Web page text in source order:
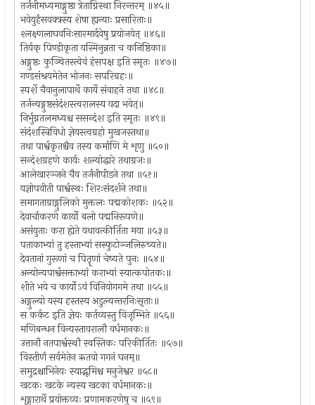
तर्जनीमध्यमाङ्गुष्ठा त्रेताग्निस्था निरन्तरम् ॥४५॥
भवेयुर्हंसवक्त्रस्य शेषा ह्यन्याः प्रसारिताः॥
श्लक्ष्णलाघवनिःसारमार्दवेषु प्रयोजयेत् ॥४६॥
तिर्यक् पिण्डीकृता यस्मिनुन्नता च कनिष्ठिका॥
अङ्गुष्ठः कुञ्चितस्त्वेवं हंसपक्ष इति स्मृतः ॥४७॥
गण्डसंश्रयमेतेन भोजनः सपरिग्रहः॥
स्पर्शे चैवानुलापार्थे कार्ये संवाहने तथा ॥४८॥
तर्जन्यङ्गुष्ठसंदंशस्त्वरालस्य यदा भवेत्॥
निर्भुग्नतलमध्यश्च ससन्दंश इति स्मृतः ॥४९॥
संदंशस्त्रिविधो ज्ञेयस्त्वग्रहो मुखजस्तथा॥
तथा पार्श्वकृतश्चैव तस्य कर्माणि मे शृणु ॥५०॥
सन्दंशग्रहणे कार्यः शल्योद्धारे तथाग्रजः॥
आलेखारञ्जने चैव तर्जनीपीडने तथा ॥५१॥
यज्ञोपवीती पार्श्वस्थः शिरःसंदर्शने तथा॥
समागताग्राङ्गुलिको मुक्तलः पद्मकोशकः ॥५२॥
देवार्चाकरणे कार्यो बलो पद्मनिरूपणे॥
असंयुताः करा ह्येते यथावत्कीर्तिता मया ॥५३॥
पताकाभ्यां तु हस्ताभ्यां सस्फुटोञ्जलिरुच्यते॥
देवतानां गुरूणां च पितॄणां चेष्यते पुनः ॥५४॥
अन्योन्यपार्श्वसक्ताभ्यां कराभ्यां स्यात्कपोतकः॥
शीते भये च कार्योऽयं विनियोगगमे तथा ॥५५॥
अङ्गुल्यो यस्य हस्तस्य अडुल्यन्तरनिःसृताः॥
स कर्कट इति ज्ञेयः कर्तव्यस्तु विजृम्भिते ॥५६॥
मणिबन्धन विन्यस्तावरालौ वर्धमानकः॥
उत्तानौ नतपार्श्वस्थौ स्वस्तिकः परिकीर्तितः ॥५७॥
विस्तीर्णं सर्वमेतेन ऋतवो गगनं घनम्॥
समुद्रश्चाभिनेयः स्याद्भूमिश्च मनुजेश्वर ॥५८॥
खटकः खटके न्यस्य खटका वर्धमानकः॥
शृङ्गारार्थे प्रयोक्तव्यः प्रणामकरणेषु च ॥५९॥